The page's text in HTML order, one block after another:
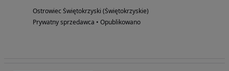
Ostrowiec Świętokrzyski (Świętokrzyskie)
Prywatny sprzedawca • Opublikowano